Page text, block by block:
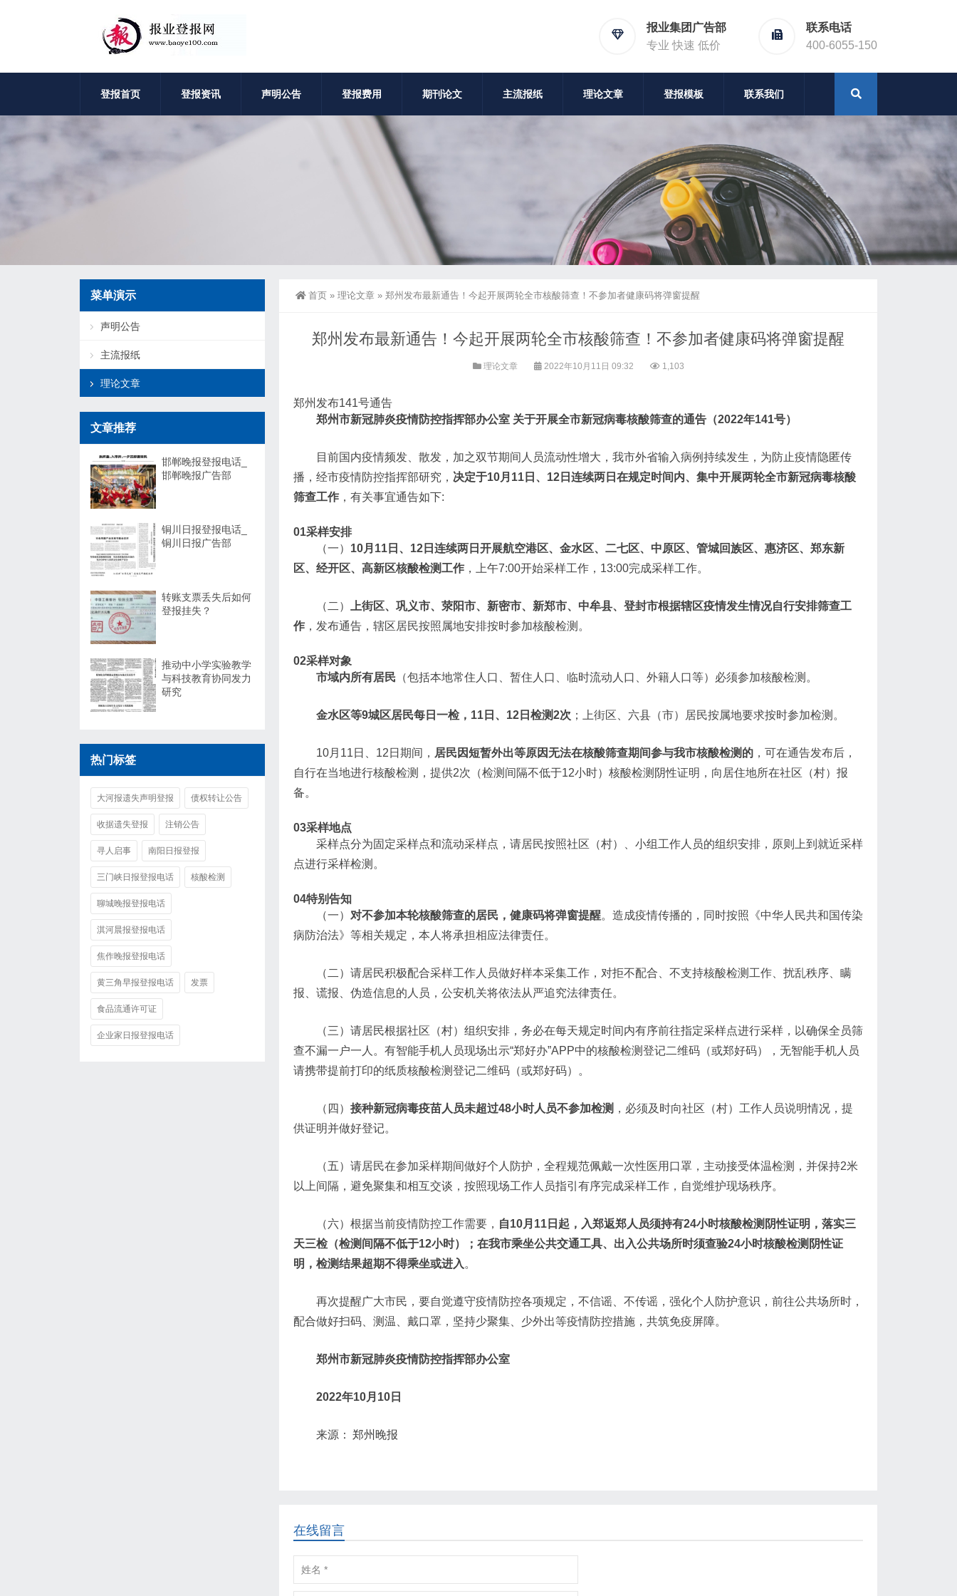
报业集团广告部
专业 快速 低价
联系电话
400-6055-150
登报首页 登报资讯 声明公告 登报费用 期刊论文 主流报纸 理论文章 登报模板 联系我们
首页 » 理论文章 » 郑州发布最新通告！今起开展两轮全市核酸筛查！不参加者健康码将弹窗提醒
郑州发布最新通告！今起开展两轮全市核酸筛查！不参加者健康码将弹窗提醒
理论文章 2022年10月11日 09:32 1,103
郑州发布141号通告
郑州市新冠肺炎疫情防控指挥部办公室 关于开展全市新冠病毒核酸筛查的通告 （2022年141号）
目前国内疫情频发、散发，加之双节期间人员流动性增大，我市外省输入病例持续发生，为防止疫情隐匿传
播，经市疫情防控指挥部研究， 决定于10月11日、12日连续两日在规定时间内、集中开展两轮全市新冠病毒核酸
筛查工作 ，有关事宜通告如下:
01采样安排
（一） 10月11日、12日连续两日开展航空港区、金水区、二七区、中原区、管城回族区、惠济区、郑东新
区、经开区、高新区核酸检测工作 ，上午7:00开始采样工作，13:00完成采样工作。
（二）
上街区、巩义市、荥阳市、新密市、新郑市、中牟县、登封市根据辖区疫情发生情况自行安排筛查工
作 ，发布通告，辖区居民按照属地安排按时参加核酸检测。
02采样对象
市域内所有居民 （包括本地常住人口、暂住人口、临时流动人口、外籍人口等）必须参加核酸检测。
金水区等9城区居民每日一检，11日、12日检测2次 ；上街区、六县（市）居民按属地要求按时参加检测。
10月11日、12日期间， 居民因短暂外出等原因无法在核酸筛查期间参与我市核酸检测的 ，可在通告发布后，
自行在当地进行核酸检测，提供2次（检测间隔不低于12小时）核酸检测阴性证明，向居住地所在社区（村）报
备。
03采样地点
采样点分为固定采样点和流动采样点，请居民按照社区（村）、小组工作人员的组织安排，原则上到就近采样
点进行采样检测。
04特别告知
（一） 对不参加本轮核酸筛查的居民，健康码将弹窗提醒。造成疫情传播的，同时按照《中华人民共和国传染
病防治法》等相关规定，本人将承担相应法律责任。
（二）请居民积极配合采样工作人员做好样本采集工作，对拒不配合、不支持核酸检测工作、扰乱秩序、瞒
报、谎报、伪造信息的人员，公安机关将依法从严追究法律责任。
（三）请居民根据社区（村）组织安排，务必在每天规定时间内有序前往指定采样点进行采样，以确保全员筛
查不漏一户一人。有智能手机人员现场出示“郑好办”APP中的核酸检测登记二维码（或郑好码），无智能手机人员
请携带提前打印的纸质核酸检测登记二维码（或郑好码）。
（四） 接种新冠病毒疫苗人员未超过48小时人员不参加检测 ，必须及时向社区（村）工作人员说明情况，提
供证明并做好登记。
（五）请居民在参加采样期间做好个人防护，全程规范佩戴一次性医用口罩，主动接受体温检测，并保持2米
以上间隔，避免聚集和相互交谈，按照现场工作人员指引有序完成采样工作，自觉维护现场秩序。
（六）根据当前疫情防控工作需要， 自10月11日起，入郑返郑人员须持有24小时核酸检测阴性证明，落实三
天三检（检测间隔不低于12小时）；在我市乘坐公共交通工具、出入公共场所时须查验24小时核酸检测阴性证
明，检测结果超期不得乘坐或进入 。
再次提醒广大市民，要自觉遵守疫情防控各项规定，不信谣、不传谣，强化个人防护意识，前往公共场所时，
配合做好扫码、测温、戴口罩，坚持少聚集、少外出等疫情防控措施，共筑免疫屏障。
郑州市新冠肺炎疫情防控指挥部办公室
2022年10月10日
来源： 郑州晚报
在线留言
菜单演示
声明公告
主流报纸
理论文章
文章推荐
邯郸晚报登报电话_
邯郸晚报广告部
铜川日报登报电话_
铜川日报广告部
转账支票丢失后如何
登报挂失？
推动中小学实验教学
与科技教育协同发力
研究
热门标签
大河报遗失声明登报 债权转让公告
收据遗失登报 注销公告
寻人启事 南阳日报登报
三门峡日报登报电话 核酸检测
聊城晚报登报电话
淇河晨报登报电话
焦作晚报登报电话
黄三角早报登报电话 发票
食品流通许可证
企业家日报登报电话